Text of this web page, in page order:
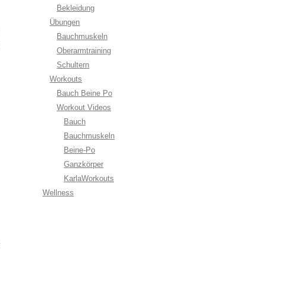
Bekleidung
Übungen
Bauchmuskeln
Oberarmtraining
Schultern
Workouts
Bauch Beine Po
Workout Videos
Bauch
Bauchmuskeln
Beine-Po
Ganzkörper
KarlaWorkouts
Wellness